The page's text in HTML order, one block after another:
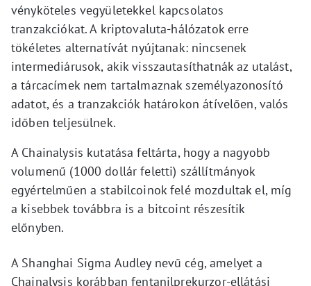
vényköteles vegyületekkel kapcsolatos
tranzakciókat. A kriptovaluta-hálózatok erre
tökéletes alternatívát nyújtanak: nincsenek
intermediárusok, akik visszautasíthatnák az utalást,
a tárcacímek nem tartalmaznak személyazonosító
adatot, és a tranzakciók határokon átívelően, valós
időben teljesülnek.
A Chainalysis kutatása feltárta, hogy a nagyobb
volumenű (1000 dollár feletti) szállítmányok
egyértelműen a stabilcoinok felé mozdultak el, míg
a kisebbek továbbra is a bitcoint részesítik
előnyben.
A Shanghai Sigma Audley nevű cég, amelyet a
Chainalysis korábban fentanilprekurzor-ellátási